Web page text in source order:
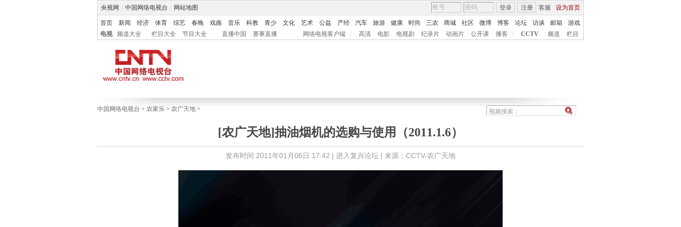
央视网 中国网络电视台 网站地图 客服 设为首页
登录 注册
首页 新闻 经济 体育 综艺 春晚 戏曲 音乐 科教 青少 文化 艺术 公益 产经 汽车 旅游 健康 时尚 三农 商城 社区 微博 博客 论坛 访谈 邮箱
游戏
电视
频道大全 栏目大全 节目大全 直播中国 赛事直播 网络电视客户端 高清 电影 电视剧 纪录片 动画片 公开课 播客 CCTV 频道 栏目
中国网络电视台 > 农家乐 > 农广天地 >
[农广天地]抽油烟机的选购与使用（2011.1.6）
发布时间:2011年01月06日 17:42 | 进入复兴论坛 | 来源：CCTV-农广天地